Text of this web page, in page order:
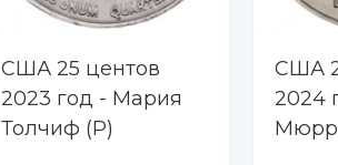
США 25 центов
2023 год - Мария
Толчиф (P)
США
2024